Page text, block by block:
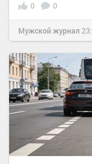
0 0
Мужской журнал